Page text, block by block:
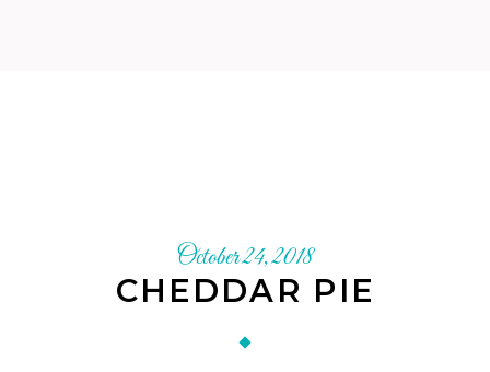
October 24, 2018
CHEDDAR PIE